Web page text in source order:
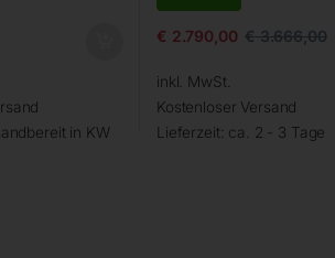
in KW
€ 2.790,00 €3.666,00
inkl. MwSt.
Kostenloser Versand
Lieferzeit: ca. 2 - 3 Tage